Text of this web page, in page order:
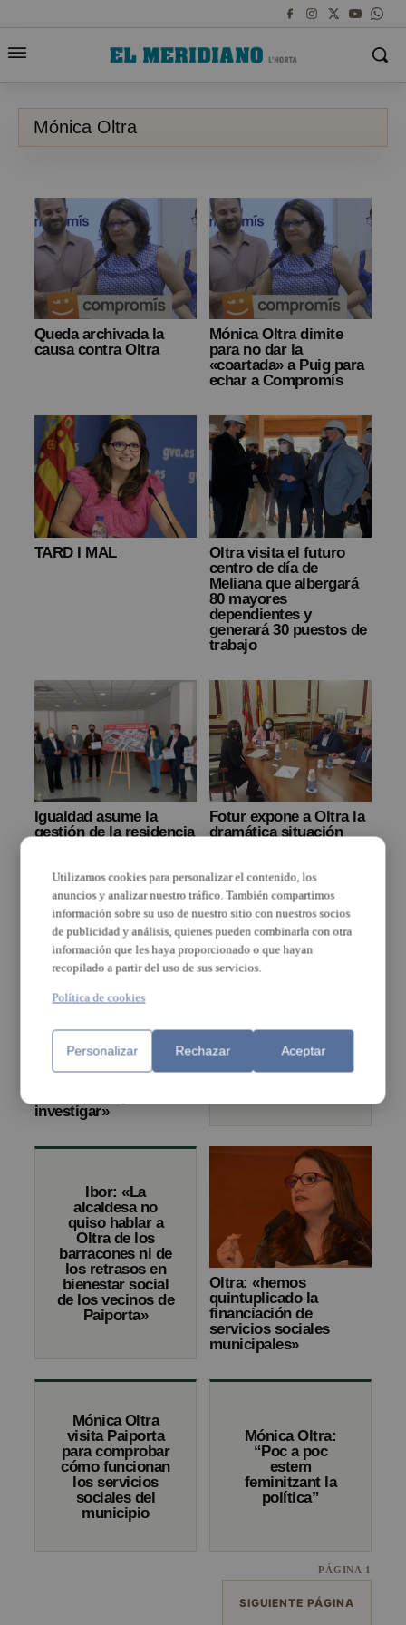
Mónica Oltra
Queda archivada la
causa contra Oltra
Mónica Oltra dimite
para no dar la
«coartada» a Puig para
echar a Compromís
TARD I MAL
Oltra visita el futuro
centro de día de
Meliana que albergará
80 mayores
dependientes y
generará 30 puestos de
trabajo
Igualdad asume la
gestión de la residencia
diversidad funcional de
Paterna
Fotur expone a Oltra la
dramática situación
juego
Oltra sobre alcaldes
investigar»
Mónica Oltra
apelando para
que «el cambio
continúe en el
Ibor: «La
alcaldesa no
quiso hablar a
Oltra de los
barracones ni de
los retrasos en
bienestar social
de los vecinos de
Paiporta»
Oltra: «hemos
quintuplicado la
financiación de
servicios sociales
municipales»
Mónica Oltra
visita Paiporta
para comprobar
cómo funcionan
los servicios
sociales del
municipio
Mónica Oltra:
“Poc a poc
estem
feminitzant la
política”
PÁGINA 1
SIGUIENTE PÁGINA
Utilizamos cookies para personalizar el contenido, los
anuncios y analizar nuestro tráfico. También compartimos
información sobre su uso de nuestro sitio con nuestros socios
de publicidad y análisis, quienes pueden combinarla con otra
información que les haya proporcionado o que hayan
recopilado a partir del uso de sus servicios.
Política de cookies
Personalizar Rechazar Aceptar